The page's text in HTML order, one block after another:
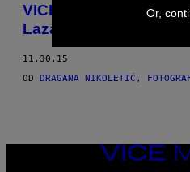
VICE u Klinici za
Laza Lazarević“: Dan
11.30.15
OD DRAGANA NIKOLETIĆ,
VICE
MEDIA
Or,